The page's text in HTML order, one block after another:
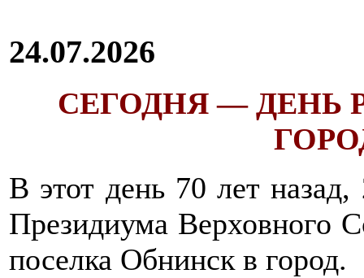
24.07.2026
СЕГОДНЯ — ДЕНЬ
В этот день 70 лет
Президиума Верховного
поселка Обнинск в город.